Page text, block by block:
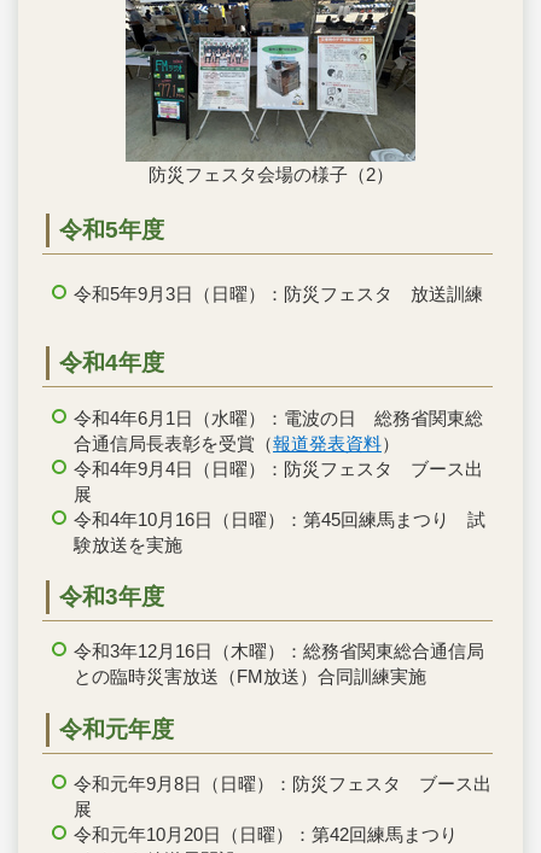
防災フェスタ会場の様子（2）
令和5年度
令和5年9月3日（日曜）：防災フェスタ 放送訓練
令和4年度
令和4年6月1日（水曜）：電波の日 総務省関東総
合通信局長表彰を受賞（報道発表資料）
令和4年9月4日（日曜）：防災フェスタ ブース出
展
令和4年10月16日（日曜）：第45回練馬まつり 試
験放送を実施
令和3年度
令和3年12月16日（木曜）：総務省関東総合通信局
との臨時災害放送（FM放送）合同訓練実施
令和元年度
令和元年9月8日（日曜）：防災フェスタ ブース出
展
令和元年10月20日（日曜）：第42回練馬まつり